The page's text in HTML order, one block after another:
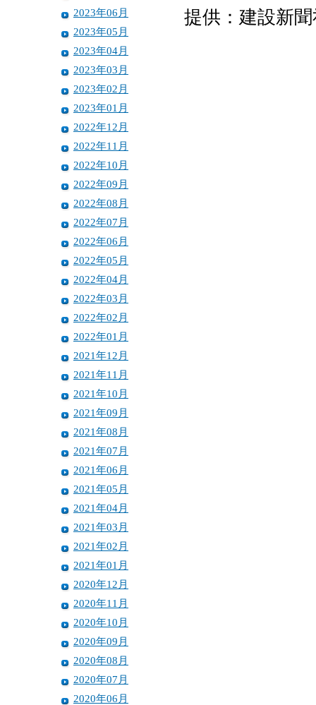
2023年06月
2023年05月
2023年04月
2023年03月
2023年02月
2023年01月
2022年12月
2022年11月
2022年10月
2022年09月
2022年08月
2022年07月
2022年06月
2022年05月
2022年04月
2022年03月
2022年02月
2022年01月
2021年12月
2021年11月
2021年10月
2021年09月
2021年08月
2021年07月
2021年06月
2021年05月
2021年04月
2021年03月
2021年02月
2021年01月
2020年12月
2020年11月
2020年10月
2020年09月
2020年08月
2020年07月
2020年06月
提供：建設新聞